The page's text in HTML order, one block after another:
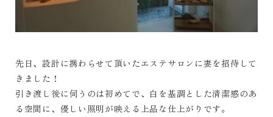
先日、設計に携わらせて頂いたエステサロンに妻を招待して
きました！
引き渡し後に伺うのは初めてで、白を基調とした清潔感のあ
る空間に、優しい照明が映える上品な仕上がりです。